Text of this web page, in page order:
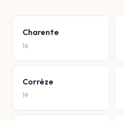
Charente
16
Corrèze
19